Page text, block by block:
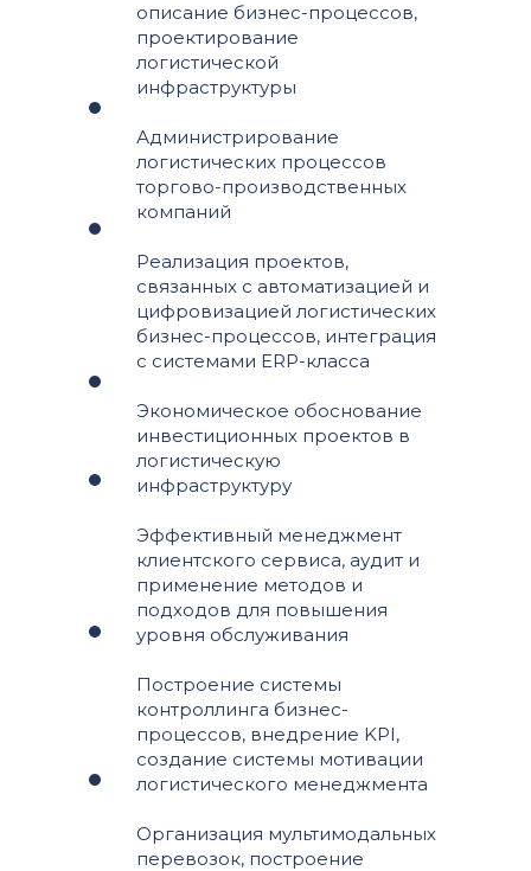
описание бизнес-процессов,
проектирование
логистической
инфраструктуры
Администрирование
логистических процессов
торгово-производственных
компаний
Реализация проектов,
связанных с автоматизацией и
цифровизацией логистических
бизнес-процессов, интеграция
с системами ERP-класса
Экономическое обоснование
инвестиционных проектов в
логистическую
инфраструктуру
Эффективный менеджмент
клиентского сервиса, аудит и
применение методов и
подходов для повышения
уровня обслуживания
Построение системы
контроллинга бизнес-
процессов, внедрение KPI,
создание системы мотивации
логистического менеджмента
Организация мультимодальных
перевозок, построение